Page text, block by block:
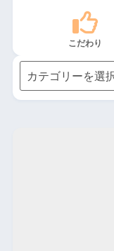
こだわり